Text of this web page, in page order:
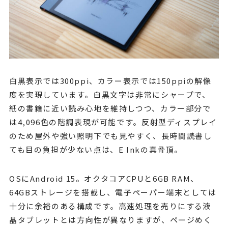
白黒表示では300ppi、カラー表示では150ppiの解像
度を実現しています。白黒文字は非常にシャープで、
紙の書籍に近い読み心地を維持しつつ、カラー部分で
は4,096色の階調表現が可能です。反射型ディスプレイ
のため屋外や強い照明下でも見やすく、長時間読書し
ても目の負担が少ない点は、E Inkの真骨頂。
OSにAndroid 15。オクタコアCPUと6GB RAM、
64GBストレージを搭載し、電子ペーパー端末としては
十分に余裕のある構成です。高速処理を売りにする液
晶タブレットとは方向性が異なりますが、ページめく